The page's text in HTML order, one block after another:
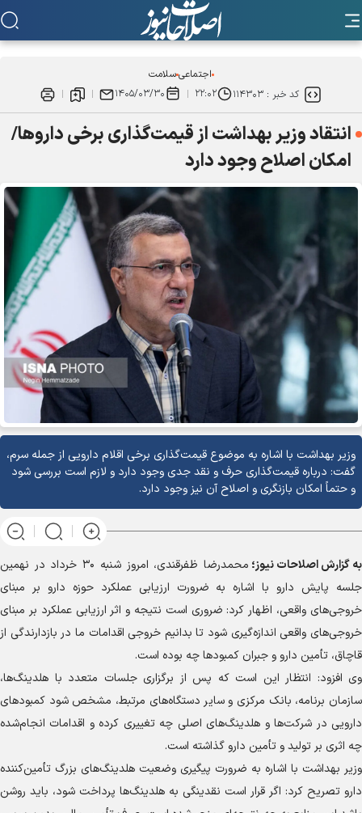
اجتماعیسلامت
کد خبر :۱۱۴۳۰۳ ۲۲:۰۲ ۱۴۰۵/۰۳/۳۰
انتقاد وزیر بهداشت از قیمت‌گذاری برخی داروها/
امکان اصلاح وجود دارد
وزیر بهداشت با اشاره به موضوع قیمت‌گذاری برخی اقلام دارویی از جمله سرم،
گفت: درباره قیمت‌گذاری حرف و نقد جدی وجود دارد و لازم است بررسی شود
و حتماً امکان بازنگری و اصلاح آن نیز وجود دارد.
به گزارشاصلاحات نیوز؛
محمدرضا ظفرقندی، امروز شنبه ۳۰ خرداد در نهمین
جلسه پایش دارو با اشاره به ضرورت ارزیابی عملکرد حوزه دارو بر مبنای
خروجی‌های واقعی، اظهار کرد: ضروری است نتیجه و اثر ارزیابی عملکرد بر مبنای
خروجی‌های واقعی اندازه‌گیری شود تا بدانیم خروجی اقدامات ما در بازدارندگی از
قاچاق، تأمین دارو و جبران کمبود‌ها چه بوده است.
وی افزود: انتظار این است که پس از برگزاری جلسات متعدد با هلدینگ‌ها،
سازمان برنامه، بانک مرکزی و سایر دستگاه‌های مرتبط، مشخص شود کمبود‌های
دارویی در شرکت‌ها و هلدینگ‌های اصلی چه تغییری کرده و اقدامات انجام‌شده
چه اثری بر تولید و تأمین دارو گذاشته است.
وزیر بهداشت با اشاره به ضرورت پیگیری وضعیت هلدینگ‌های بزرگ تأمین‌کننده
دارو تصریح کرد: اگر قرار است نقدینگی به هلدینگ‌ها پرداخت شود، باید روشن